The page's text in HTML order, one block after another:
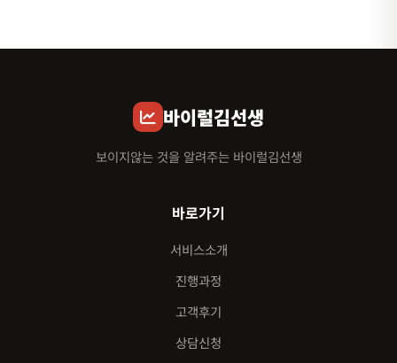
바이럴김선생
보이지않는 것을 알려주는 바이럴김선생
바로가기
서비스소개
진행과정
고객후기
상담신청